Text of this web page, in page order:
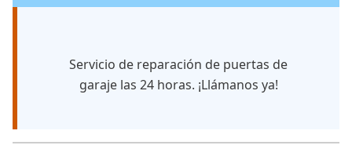
Servicio de reparación de puertas de
garaje las 24 horas. ¡Llámanos ya!